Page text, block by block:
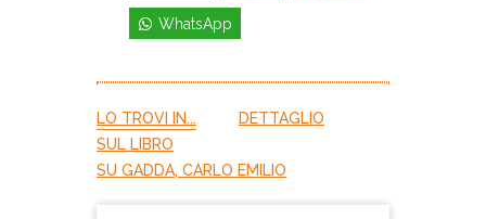
WhatsApp
LO TROVI IN...
DETTAGLIO
SUL LIBRO
SU GADDA, CARLO EMILIO